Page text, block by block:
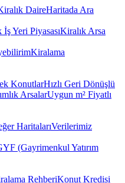
DaireHaritada Ara
İş Yeri PiyasasıKiralık Arsa
Kiralama
KonutlarHızlı Geri Dönüşlü
ArsalarUygun m² Fiyatlı
HaritalarıVerilerimiz
(Gayrimenkul Yatırım
RehberiKonut Kredisi